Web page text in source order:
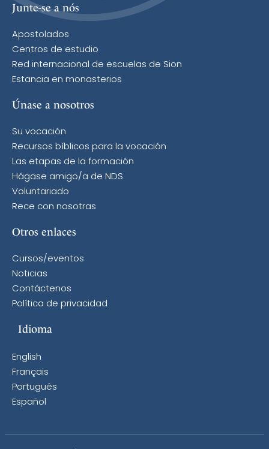
Junte-se a nós
Apostolados
Centros de estudio
Red internacional de escuelas de Sion
Estancia en monasterios
Únase a nosotros
Su vocación
Recursos bíblicos para la vocación
Las etapas de la formación
Hágase amigo/a de NDS
Voluntariado
Rece con nosotras
Otros enlaces
Cursos/eventos
Noticias
Contáctenos
Política de privacidad
Idioma
English
Français
Português
Español